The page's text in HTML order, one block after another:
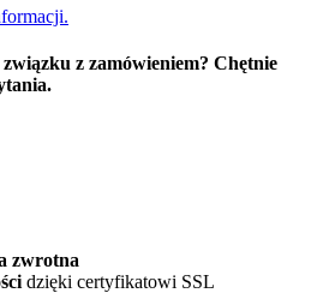
z zamówieniem? Chętnie
zwrotna
dzięki certyfikatowi SSL